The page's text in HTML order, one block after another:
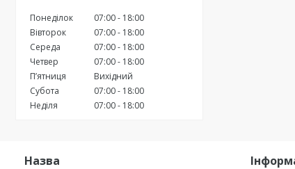
Понеділок 07:00
18:00
Вівторок
07:00
18:00
Середа
07:00
18:00
Четвер
07:00
18:00
Пʼятниця
Вихідний
Субота
07:00
18:00
Неділя
07:00 18:00
Назва